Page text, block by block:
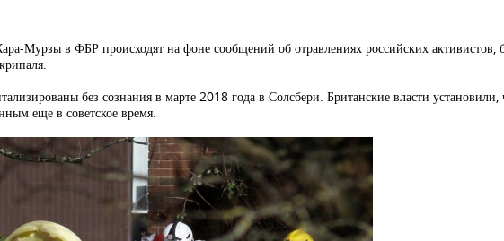
Мурзы в ФБР происходят на фоне сообщений об отравлениях российских
без сознания в марте 2018 года в Солсбери. Британские власти
еще в советское время.